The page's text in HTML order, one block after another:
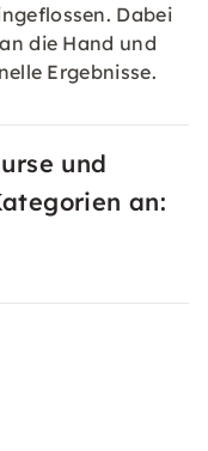
Dabei
die Hand und
Ergebnisse.
und
an: